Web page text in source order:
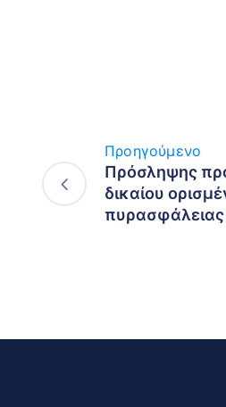
Προηγούμενο
Πρόσληψης
δικαίου
πυρασφάλειας